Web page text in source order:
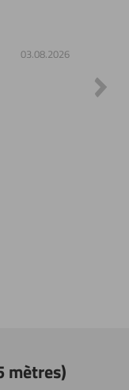
03.08.2026
Top !
mètres)